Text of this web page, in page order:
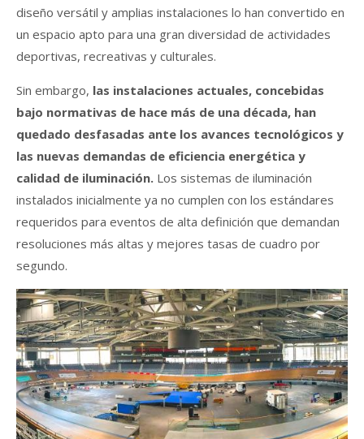
diseño versátil y amplias instalaciones lo han convertido en
un espacio apto para una gran diversidad de actividades
deportivas, recreativas y culturales.
Sin embargo, las instalaciones actuales, concebidas
bajo normativas de hace más de una década, han
quedado desfasadas ante los avances tecnológicos y
las nuevas demandas de eficiencia energética y
calidad de iluminación. Los sistemas de iluminación
instalados inicialmente ya no cumplen con los estándares
requeridos para eventos de alta definición que demandan
resoluciones más altas y mejores tasas de cuadro por
segundo.